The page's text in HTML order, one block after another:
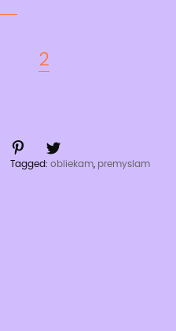
2
Tagged:obliekam premyslam